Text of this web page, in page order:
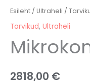
Esileht / Ultraheli /
Tarvikud, Ultraheli
2818,00 €